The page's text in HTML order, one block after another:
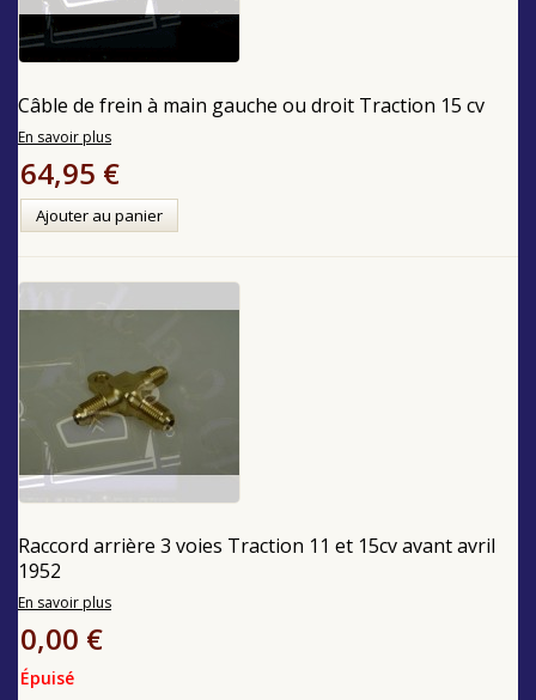
Câble de frein à main gauche ou droit Traction 15 cv
En savoir plus
64,95 €
Ajouter au panier
Raccord arrière 3 voies Traction 11 et 15cv avant avril
1952
En savoir plus
0,00 €
Épuisé